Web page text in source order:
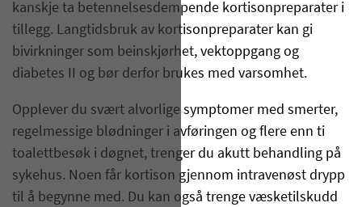
kanskje ta betennelsesdempende kortisonpreparater i
tillegg. Langtidsbruk av kortisonpreparater kan gi
bivirkninger som beinskjørhet, vektoppgang og
diabetes II og bør derfor brukes med varsomhet.
Opplever du svært alvorlige symptomer med smerter,
regelmessige blødninger i avføringen og flere enn ti
toalettbesøk i døgnet, trenger du akutt behandling på
sykehus. Noen får kortison gjennom intravenøst drypp
til å begynne med. Du kan også trenge væsketilskudd